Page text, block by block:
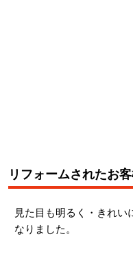
リフォームされたお
見た目も明るく・きれい
なりました。